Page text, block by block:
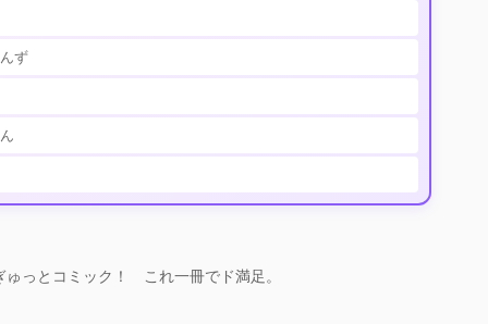
ず
っとコミック！ これ一冊でド満足。